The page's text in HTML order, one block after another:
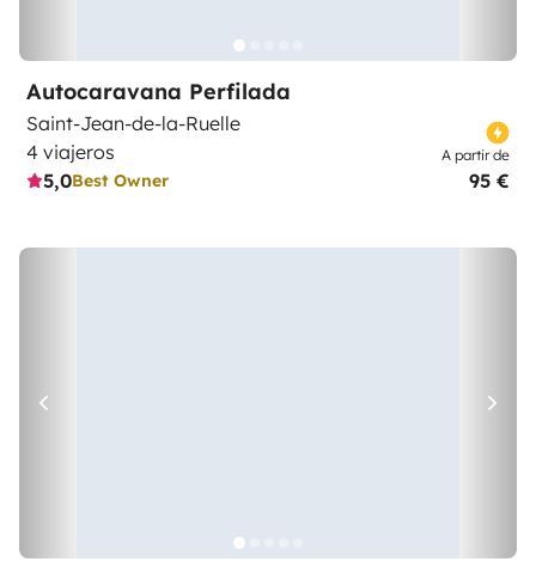
Autocaravana Perfilada
Saint-Jean-de-la-Ruelle
4 viajeros
5,0Best Owner
A partir de
95 €